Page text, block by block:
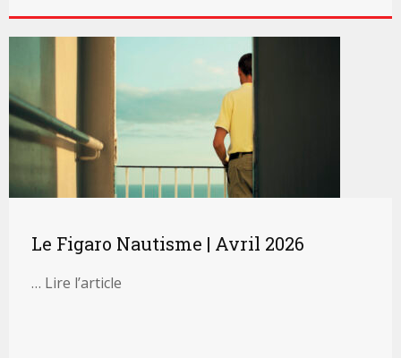
Le Figaro Nautisme | Avril 2026
… Lire l’article